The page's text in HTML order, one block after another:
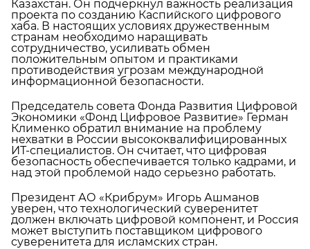
Казахстан. Он подчеркнул важность реализация
проекта по созданию Каспийского цифрового
хаба. В настоящих условиях дружественным
странам необходимо наращивать
сотрудничество, усиливать обмен
положительным опытом и практиками
противодействия угрозам международной
информационной безопасности.
Председатель совета Фонда Развития Цифровой
Экономики «Фонд Цифровое Развитие» Герман
Клименко обратил внимание на проблему
нехватки в России высококвалифицированных
ИТ-специалистов. Он считает, что цифровая
безопасность обеспечивается только кадрами, и
над этой проблемой надо серьезно работать.
Президент АО «Крибрум» Игорь Ашманов
уверен, что технологический суверенитет
должен включать цифровой компонент, и Россия
может выступить поставщиком цифрового
суверенитета для исламских стран.